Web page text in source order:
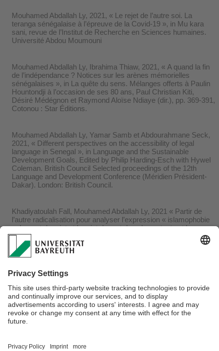
Mouhamed Abdallah Ly, 2021, « Le rejet de l’autre soi. La
teranga sénégalaise à l’épreuve de la Covid-19 », in Mu kara
sani, revue de l’Institut de Recherche en Sciences humaines.
Université Abdou Moumouni
Mouhamed Abdallah Ly, Ibrahima Thiaw, 2021, « A quand la fin
de l’indépendance ? Notices sur les arènes mémorielles
sénégalaises », in La quête du sens. Mélanges offerts à Paulin
Hountondji à l’occasion de ses 80 ans, Paul Christian Kiti,
Désiré Médégnon et Raymond Aloïse Ndiaye (dir.), pp. 369-391,
Cotonou : Star Éditions.
Mouhamed Abdallah Ly, Yamar Samb et Abdourahmane Seck,
2021, « Different perspectives on the accessibility of legal
language in Senegal », in Language and the Sustainable
Development Goals, Edited by Philip Harding-Esch with Hywel
Coleman. British Council Selected proceedings of the 12th
Language and Development Conference (Méridien Président-
Dakar). London: British Council.
Khadiyatoulah Fall, Mouhamed Abdallah Ly, 2021 « Partir de
l’autre radicalisation pour analyser l’expression « islamophobie
». Le mot du rejet et le rejet du mot dans le contexte et les
textes de la commémoration de la tuerie de janvier 2017 de la
Grande Mosquée de Québec », in Khadiyatoulah Fall (dir.)
Djihadisme, radicalisation et islamophobie en débats, Québec :
Cécile Canut, Abdourahmane Seck et Mouhamed Abdallah Ly
(dir.), 2015, Figures et discours de migrants en Afrique.
Mémoires de route et de corps. Paris : Riveneuve